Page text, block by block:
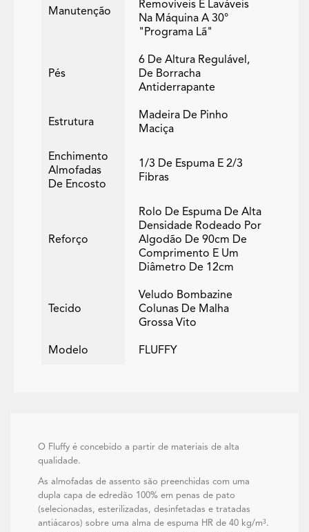
Manutenção
Removíveis E Laváveis
Na Máquina A 30°
"programa Lã"
Pés
6 De Altura Regulável,
De Borracha
Antiderrapante
Estrutura
Madeira De Pinho
Maciça
Enchimento
Almofadas
De Encosto
1/3 De Espuma E 2/3
Fibras
Reforço
Rolo De Espuma De Alta
Densidade Rodeado Por
Algodão De 90cm De
Comprimento E Um
Diâmetro De 12cm
Tecido
Veludo Bombazine
Colunas De Malha
Grossa Vito
Modelo FLUFFY
O Fluffy é concebido a partir de materiais de alta
qualidade.
As almofadas de assento são preenchidas com uma
dupla capa de edredão 100% em penas de pato
(selecionadas, esterilizadas, desinfetadas e tratadas
antiácaros) sobre uma alma de espuma HR de 40 kg/m³.